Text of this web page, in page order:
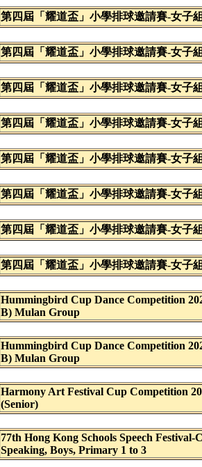
第四屆「耀道盃」小學排球邀請賽-女子
第四屆「耀道盃」小學排球邀請賽-女子
第四屆「耀道盃」小學排球邀請賽-女子
第四屆「耀道盃」小學排球邀請賽-女子
第四屆「耀道盃」小學排球邀請賽-女子
第四屆「耀道盃」小學排球邀請賽-女子
第四屆「耀道盃」小學排球邀請賽-女子
第四屆「耀道盃」小學排球邀請賽-女子
Hummingbird Cup Dance Competition
B) Mulan Group
Hummingbird Cup Dance Competition
B) Mulan Group
Harmony Art Festival Cup Competition
(Senior)
77th Hong Kong Schools Speech Festival-
Speaking, Boys, Primary 1 to 3